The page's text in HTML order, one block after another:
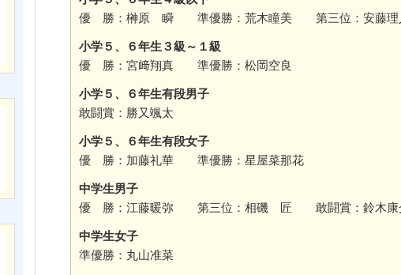
優 勝：榊原 瞬 準優勝：荒木瞳美 第三位：安藤
小学５、６年生３級～１級
優 勝：宮﨑翔真 準優勝：松岡空良
小学５、６年生有段男子
敢闘賞：勝又颯太
小学５、６年生有段女子
優 勝：加藤礼華 準優勝：星屋菜那花
中学生男子
優 勝：江藤暖弥 第三位：相磯 匠 敢闘賞：鈴木
中学生女子
準優勝：丸山准菜